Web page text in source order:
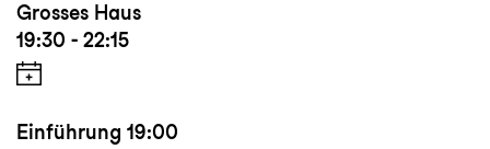
Grosses Haus
19:30 - 22:15
Einführung 19:00